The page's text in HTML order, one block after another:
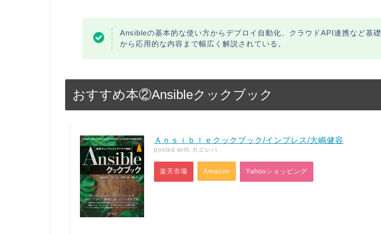
Ansibleの基本的な使い方からデプロイ自動化、クラウドAPI連携など基礎
から応用的な内容まで幅広く解説されている。
おすすめ本②Ansibleクックブック
Ａｎｓｉｂｌｅクックブック/インプレス/大嶋健容
posted with カエレバ
楽天市場 Amazon Yahooショッピング